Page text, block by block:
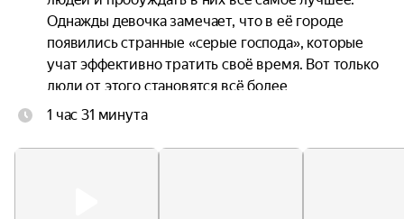
Однажды девочка замечает, что в её городе
появились странные «серые господа», которые
учат эффективно тратить своё время. Вот только
люди от этого становятся всё более
несчастными, ведь в погоне за продуктивностью
объединяется с Хранителем времени и
1 час 31 минута